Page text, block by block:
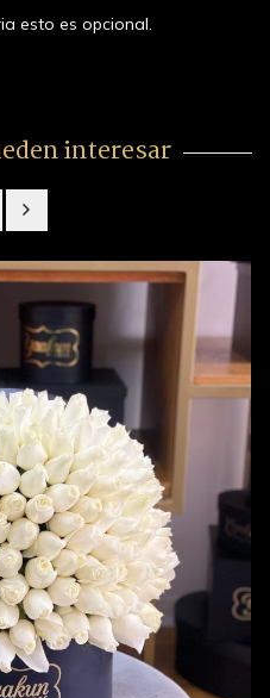
esto es opcional.
interesar